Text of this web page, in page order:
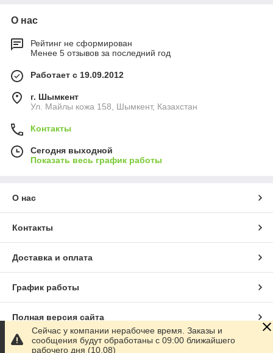
О нас
Рейтинг не сформирован
Менее 5 отзывов за последний год
Работает с 19.09.2012
г. Шымкент
Ул. Майлы кожа 158, Шымкент, Казахстан
Контакты
Сегодня выходной
Показать весь график работы
О нас
Контакты
Доставка и оплата
График работы
Полная версия сайта
Сайт создан на маркетплейсе
Сейчас у компании нерабочее время. Заказы и
сообщения будут обработаны с 09:00 ближайшего
рабочего дня (10.08)